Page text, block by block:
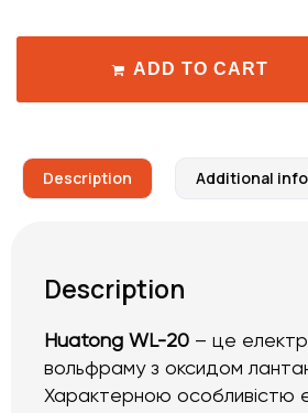
ADD TO CART
Description Additional
Description
Huatong WL-20 – це
вольфраму з оксидом
Характерною особливістю